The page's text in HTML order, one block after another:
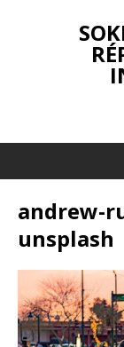
andrew-
unsplash